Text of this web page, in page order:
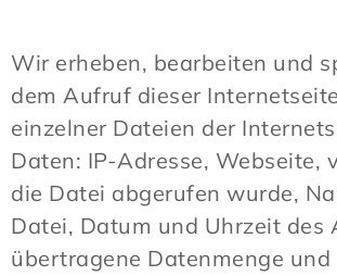
Wir erheben, bearbeiten und
dem Aufruf dieser
einzelner Dateien der
Daten: IP-Adresse, Webseite,
die Datei abgerufen wurde,
Datei, Datum und Uhrzeit des
übertragene Datenmenge und